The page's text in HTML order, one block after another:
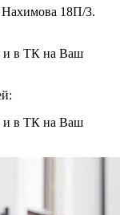
Нахимова 18П/3.
и в ТК на Ваш
и в ТК на Ваш